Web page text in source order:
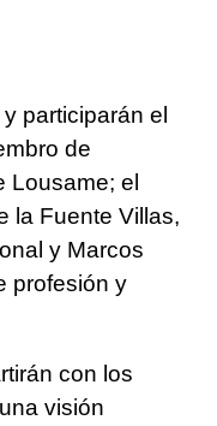
participarán el
de
Lousame; el
la Fuente Villas,
y Marcos
profesión y
con los
visión